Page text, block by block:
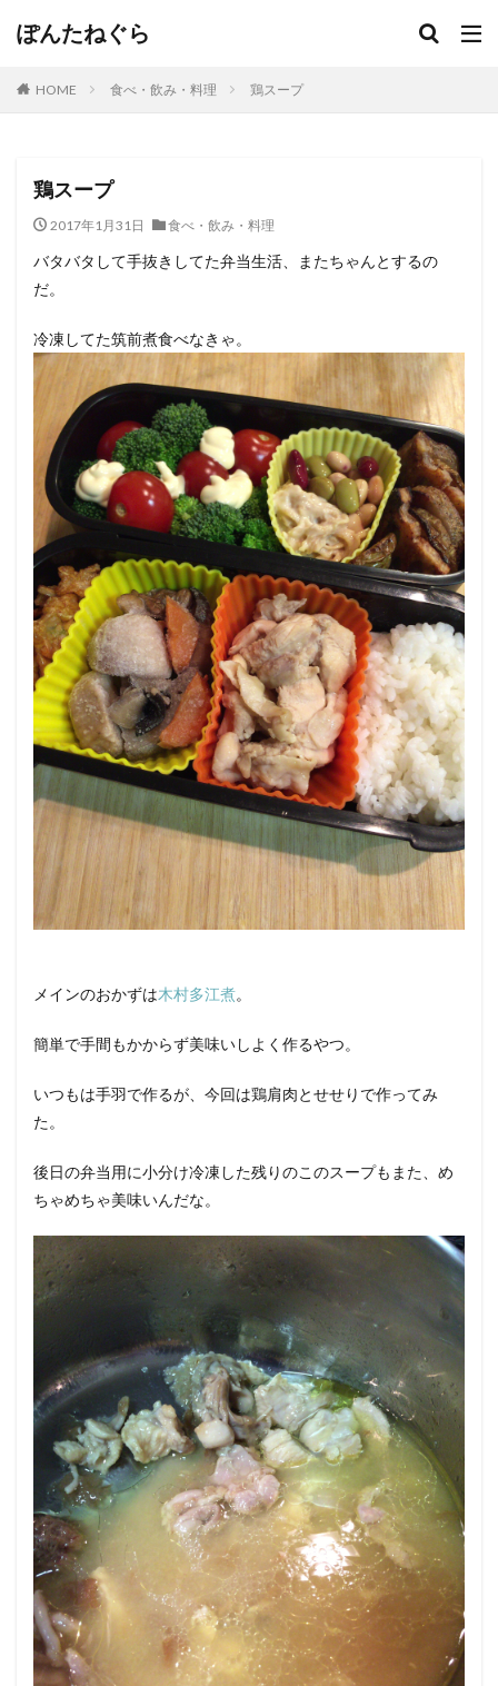
ぽんたねぐら
HOME 食べ・飲み・料理 鶏スープ
鶏スープ
2017年1月31日 食べ・飲み・料理
バタバタして手抜きしてた弁当生活、またちゃんとするの
だ。
冷凍してた筑前煮食べなきゃ。
メインのおかずは木村多江煮。
簡単で手間もかからず美味いしよく作るやつ。
いつもは手羽で作るが、今回は鶏肩肉とせせりで作ってみ
た。
後日の弁当用に小分け冷凍した残りのこのスープもまた、め
ちゃめちゃ美味いんだな。